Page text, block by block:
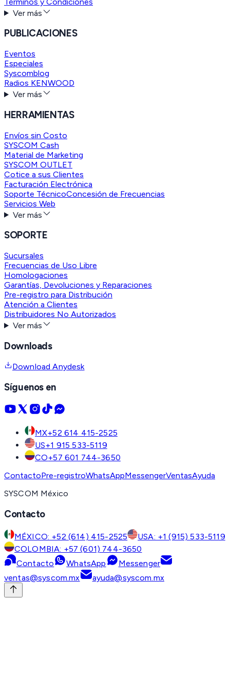
Ver más
PUBLICACIONES
Eventos
Especiales
Syscomblog
Radios KENWOOD
Ver más
HERRAMIENTAS
Envíos sin Costo
SYSCOM Cash
Material de Marketing
SYSCOM OUTLET
Cotice a sus Clientes
Facturación Electrónica
Soporte TécnicoConcesión de Frecuencias
Servicios Web
Ver más
SOPORTE
Sucursales
Frecuencias de Uso Libre
Homologaciones
Garantías, Devoluciones y Reparaciones
Pre-registro para Distribución
Atención a Clientes
Distribuidores No Autorizados
Ver más
Downloads
Download Anydesk
Síguenos en
MX+52 614 415-2525
US+1 915 533-5119
CO+57 601 744-3650
ContactoPre-registroWhatsAppMessengerVentasAyuda
SYSCOM México
Contacto
MÉXICO: +52 (614) 415-2525
USA: +1 (915) 533-5119
COLOMBIA: +57 (601) 744-3650
Contacto
WhatsApp
Messenger
ventas@syscom.mx
ayuda@syscom.mx